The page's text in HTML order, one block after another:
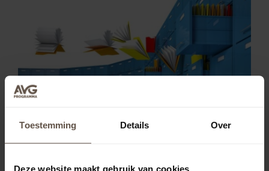
Toestemming Details Over
Mogen al onze medewerkers bij de
patiëntendossiers?